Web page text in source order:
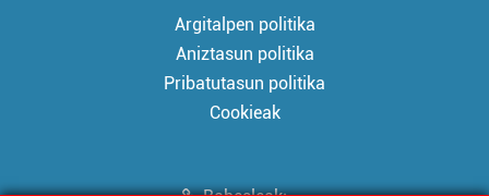
Argitalpen politika
Aniztasun politika
Pribatutasun politika
Cookieak